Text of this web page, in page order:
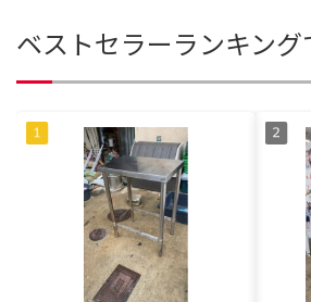
ベストセラーランキング